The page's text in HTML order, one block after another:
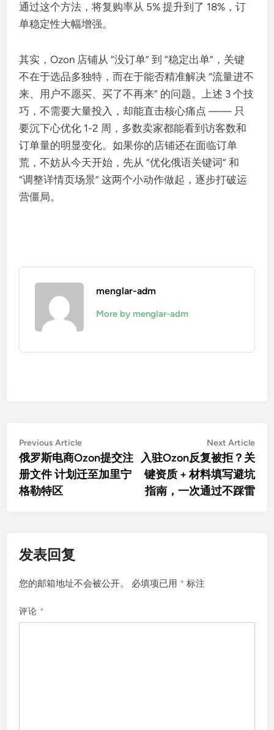
通过这个方法，将复购率从 5% 提升到了 18%，订
单稳定性大幅增强。
其实，Ozon 店铺从 “没订单” 到 “稳定出单”，关键
不在于选品多独特，而在于能否精准解决 “流量进不
来、用户不愿买、买了不再来” 的问题。上述 3 个技
巧，不需要大量投入，却能直击核心痛点 —— 只
要沉下心优化 1-2 周，多数卖家都能看到访客数和
订单量的明显变化。如果你的店铺还在面临订单
荒，不妨从今天开始，先从 “优化俄语关键词” 和
“调整详情页场景” 这两个小动作做起，逐步打破运
营僵局。
menglar-adm
More by menglar-adm
文
章
导
航
Previous ArticlePrevious
article:
俄罗斯电商Ozon提交注
册文件 计划迁至加里宁
格勒特区
Next Article
入驻Ozon反复被拒？关
键资质 + 材料填写避坑
指南，一次通过不踩雷
发表回复
您的邮箱地址不会被公开。 必填项已用 * 标注
评论 *